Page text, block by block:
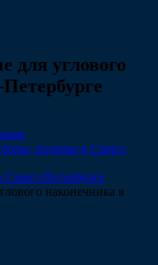
для углового
полиры в Санкт-
Санкт-Петербурге
наконечника в